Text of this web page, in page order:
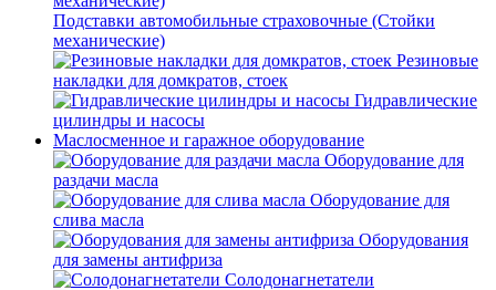
Подставки автомобильные страховочные (Стойки
механические)
Резиновые
накладки для домкратов, стоек
Гидравлические
цилиндры и насосы
Маслосменное и гаражное оборудование
Оборудование для
раздачи масла
Оборудование для
слива масла
Оборудования
для замены антифриза
Солодонагнетатели